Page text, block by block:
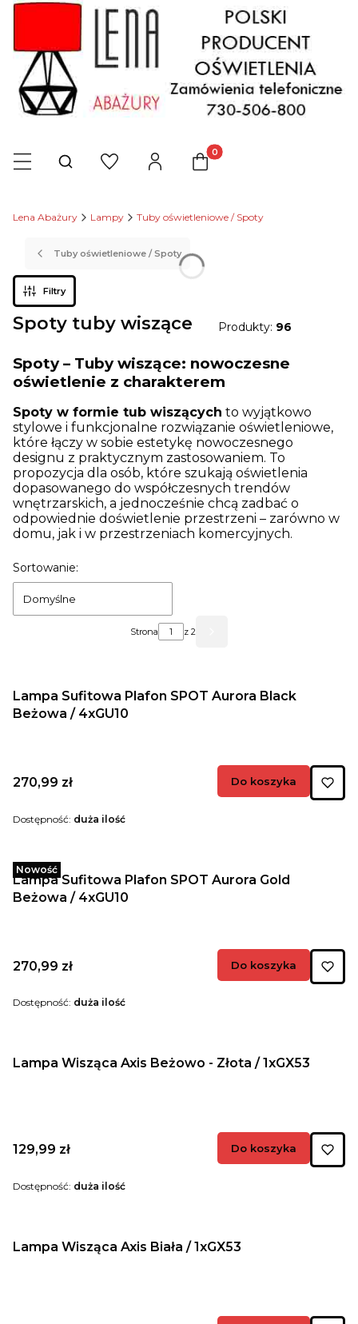
Otwórz wyszukiwarkę Produkty w koszyku: 0.
Lena Abażury Lampy Tuby oświetleniowe / Spoty
Tuby oświetleniowe / Spoty
Filtry
Spoty tuby wiszące Produkty: 96
Spoty – Tuby wiszące: nowoczesne
oświetlenie z charakterem
Spoty w formie tub wiszących to wyjątkowo
stylowe i funkcjonalne rozwiązanie oświetleniowe,
które łączy w sobie estetykę nowoczesnego
designu z praktycznym zastosowaniem. To
propozycja dla osób, które szukają oświetlenia
dopasowanego do współczesnych trendów
wnętrzarskich, a jednocześnie chcą zadbać o
odpowiednie doświetlenie przestrzeni – zarówno w
domu, jak i w przestrzeniach komercyjnych.
Lista produktów
Sortowanie:
Domyślne
Strona z 2
Lampa Sufitowa Plafon SPOT Aurora Black
Beżowa / 4xGU10
Cena
270,99 zł Do koszyka
Dostępność: duża ilość
Nowość
Lampa Sufitowa Plafon SPOT Aurora Gold
Beżowa / 4xGU10
Cena
270,99 zł Do koszyka
Dostępność: duża ilość
Lampa Wisząca Axis Beżowo - Złota / 1xGX53
Cena
129,99 zł Do koszyka
Dostępność: duża ilość
Lampa Wisząca Axis Biała / 1xGX53